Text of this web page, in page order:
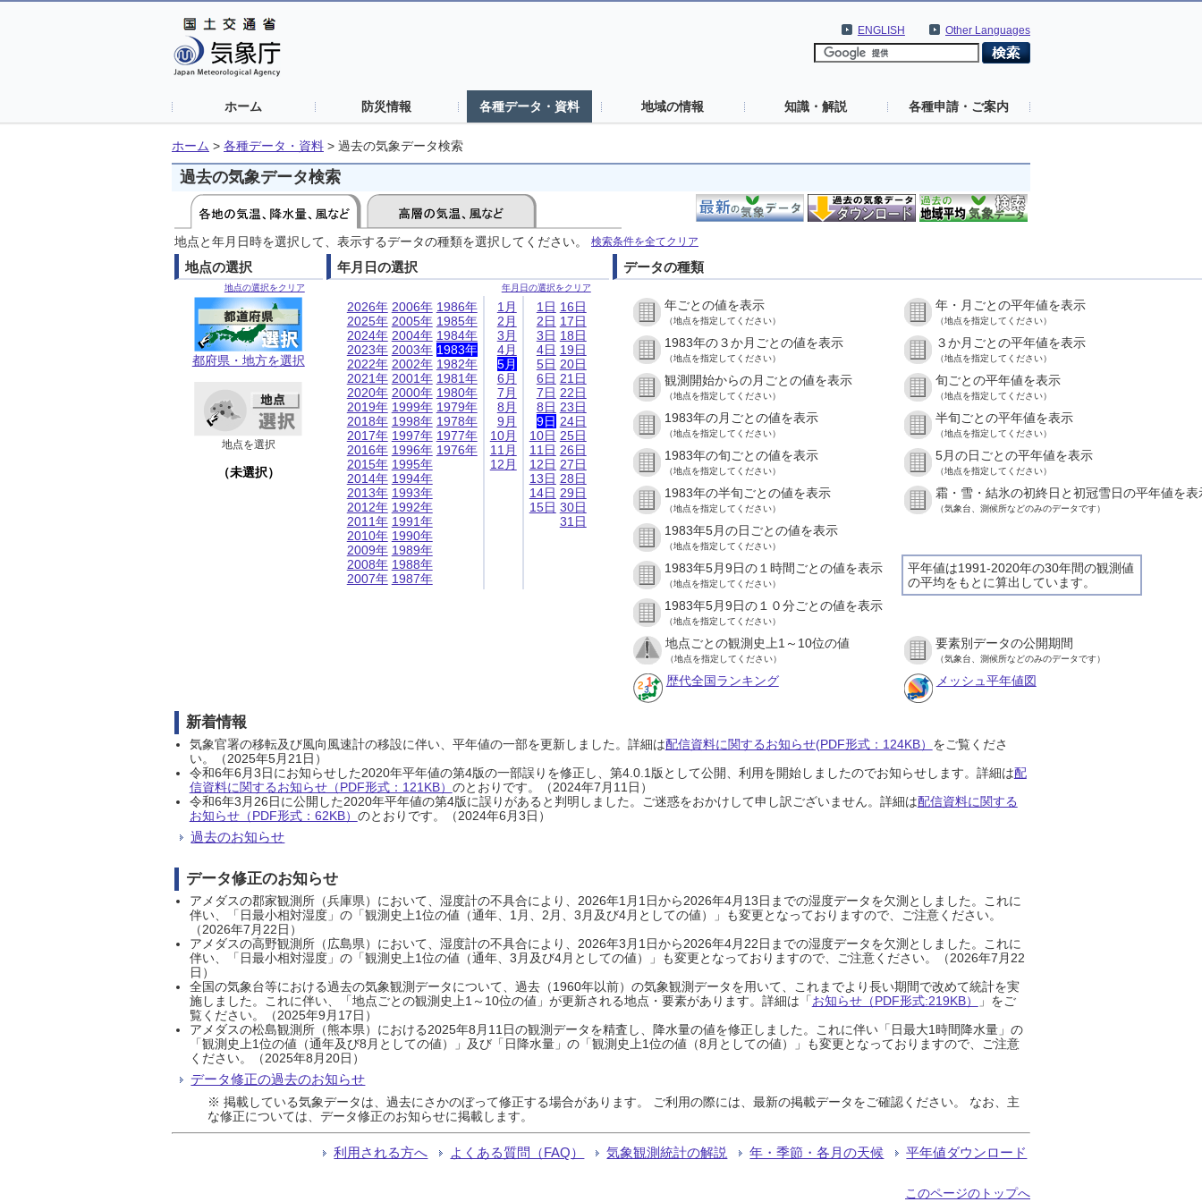
Other Languages
ENGLISH
ホーム 防災情報 各種データ・資料 地域の情報 知識・解説 各種申請・ご案内
ホーム > 各種データ・資料 > 過去の気象データ検索
過去の気象データ検索
地点と年月日時を選択して、表示するデータの種類を選択してください。 検索条件を全てクリア
地点の選択
地点の選択をクリア
都府県・地方を選択
地点を選択
（未選択）
年月日の選択
年月日の選択をクリア
2026年
2025年
2024年
2023年
2022年
2021年
2020年
2019年
2018年
2017年
2016年
2015年
2014年
2013年
2012年
2011年
2010年
2009年
2008年
2007年
2006年
2005年
2004年
2003年
2002年
2001年
2000年
1999年
1998年
1997年
1996年
1995年
1994年
1993年
1992年
1991年
1990年
1989年
1988年
1987年
1986年
1985年
1984年
1983年
1982年
1981年
1980年
1979年
1978年
1977年
1976年
1月
2月
3月
4月
5月
6月
7月
8月
9月
10月
11月
12月
1日
2日
3日
4日
5日
6日
7日
8日
9日
10日
11日
12日
13日
14日
15日
16日
17日
18日
19日
20日
21日
22日
23日
24日
25日
26日
27日
28日
29日
30日
31日
データの種類
年ごとの値を表示
（地点を指定してください）
年・月ごとの平年値を表示
（地点を指定してください）
1983年の３か月ごとの値を表示
（地点を指定してください）
３か月ごとの平年値を表示
（地点を指定してください）
観測開始からの月ごとの値を表示
（地点を指定してください）
旬ごとの平年値を表示
（地点を指定してください）
1983年の月ごとの値を表示
（地点を指定してください）
半旬ごとの平年値を表示
（地点を指定してください）
1983年の旬ごとの値を表示
（地点を指定してください）
5月の日ごとの平年値を表示
（地点を指定してください）
1983年の半旬ごとの値を表示
（地点を指定してください）
霜・雪・結氷の初終日と初冠雪日の平年値を表
（気象台、測候所などのみのデータです）
1983年5月の日ごとの値を表示
（地点を指定してください）
平年値は1991-2020年の30年間の観測値
の平均をもとに算出しています。
1983年5月9日の１時間ごとの値を表示
（地点を指定してください）
1983年5月9日の１０分ごとの値を表示
（地点を指定してください）
地点ごとの観測史上1～10位の値
（地点を指定してください）
要素別データの公開期間
（気象台、測候所などのみのデータです）
歴代全国ランキング メッシュ平年値図
新着情報
気象官署の移転及び風向風速計の移設に伴い、平年値の一部を更新しました。詳細は配信資料に関するお知らせ(PDF形式：124KB） をご覧くださ
い。（2025年5月21日）
令和6年6月3日にお知らせした2020年平年値の第4版の一部誤りを修正し、第4.0.1版として公開、利用を開始しましたのでお知らせします。詳細は配
信資料に関するお知らせ（PDF形式：121KB） のとおりです。（2024年7月11日）
令和6年3月26日に公開した2020年平年値の第4版に誤りがあると判明しました。ご迷惑をおかけして申し訳ございません。詳細は配信資料に関する
お知らせ（PDF形式：62KB） のとおりです。（2024年6月3日）
過去のお知らせ
データ修正のお知らせ
アメダスの郡家観測所（兵庫県）において、湿度計の不具合により、2026年1月1日から2026年4月13日までの湿度データを欠測としました。これに
伴い、「日最小相対湿度」の「観測史上1位の値（通年、1月、2月、3月及び4月としての値）」も変更となっておりますので、ご注意ください。
（2026年7月22日）
アメダスの高野観測所（広島県）において、湿度計の不具合により、2026年3月1日から2026年4月22日までの湿度データを欠測としました。これに
伴い、「日最小相対湿度」の「観測史上1位の値（通年、3月及び4月としての値）」も変更となっておりますので、ご注意ください。（2026年7月22
日）
全国の気象台等における過去の気象観測データについて、過去（1960年以前）の気象観測データを用いて、これまでより長い期間で改めて統計を実
施しました。これに伴い、「地点ごとの観測史上1～10位の値」が更新される地点・要素があります。詳細は「お知らせ（PDF形式:219KB）
」をご
覧ください。（2025年9月17日）
アメダスの松島観測所（熊本県）における2025年8月11日の観測データを精査し、降水量の値を修正しました。これに伴い「日最大1時間降水量」の
「観測史上1位の値（通年及び8月としての値）」及び「日降水量」の「観測史上1位の値（8月としての値）」も変更となっておりますので、ご注意
ください。（2025年8月20日）
データ修正の過去のお知らせ
※ 掲載している気象データは、過去にさかのぼって修正する場合があります。 ご利用の際には、最新の掲載データをご確認ください。 なお、主
な修正については、データ修正のお知らせに掲載します。
利用される方へ よくある質問（FAQ） 気象観測統計の解説 年・季節・各月の天候 平年値ダウンロード
このページのトップへ